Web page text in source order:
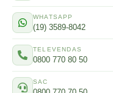
WHATSAPP
(19) 3589-8042
TELEVENDAS
0800 770 80 50
SAC